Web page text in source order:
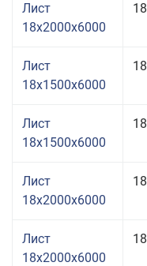
Лист
18x2000x6000
18
Лист
18x1500x6000
18
Лист
18x1500x6000
18
Лист
18x2000x6000
18
Лист
18x2000x6000
18